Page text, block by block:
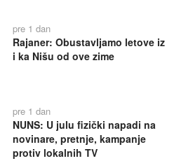
pre 1 dan
Rajaner: Obustavljamo letove iz
i ka Nišu od ove zime
pre 1 dan
NUNS: U julu fizički napadi na
novinare, pretnje, kampanje
protiv lokalnih TV